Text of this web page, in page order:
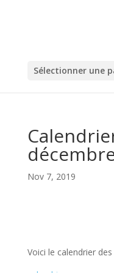
Sélectionner une
Nov 7, 2019
Voici le calendrier